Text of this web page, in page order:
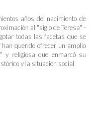
años del nacimiento de
al "siglo de Teresa" -
todas las facetas que se
querido ofrecer un amplio
y religiosa que enmarcó su
y la situación social